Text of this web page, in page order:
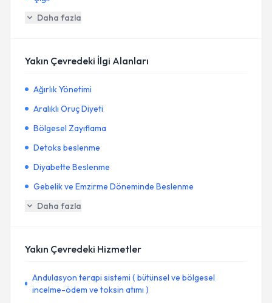
Daha fazla
Yakın Çevredeki İlgi Alanları
Ağırlık Yönetimi
Aralıklı Oruç Diyeti
Bölgesel Zayıflama
Detoks beslenme
Diyabette Beslenme
Gebelik ve Emzirme Döneminde Beslenme
Daha fazla
Yakın Çevredeki Hizmetler
Andulasyon terapi sistemi ( bütünsel ve bölgesel
incelme-ödem ve toksin atımı )